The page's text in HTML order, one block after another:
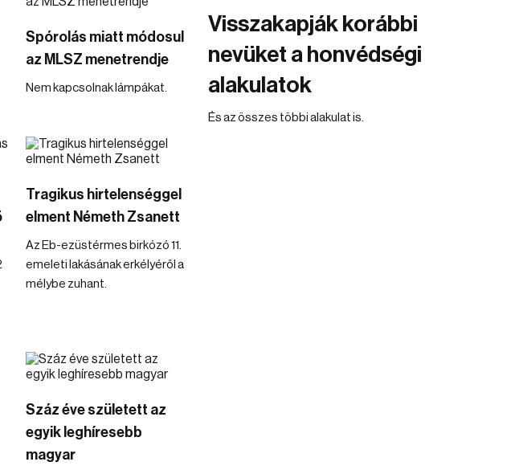
Spórolás miatt módosul
az MLSZ menetrendje
Nem kapcsolnak lámpákat.
Tragikus hirtelenséggel
elment Németh Zsanett
Az Eb-ezüstérmes birkózó 11.
emeleti lakásának erkélyéről a
mélybe zuhant.
Száz éve született az
egyik leghíresebb
magyar
Visszakapják korábbi
nevüket a honvédségi
alakulatok
És az összes többi alakulat is.